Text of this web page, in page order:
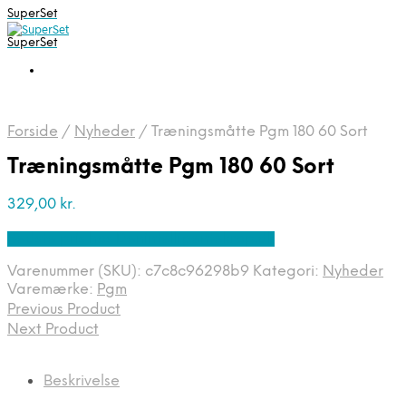
SuperSet
SuperSet
Forside / Nyheder / Træningsmåtte Pgm 180 60 Sort
Træningsmåtte Pgm 180 60 Sort
329,00 kr.
Varenummer (SKU): c7c8c96298b9 Kategori: Nyheder
Varemærke: Pgm
Previous Product
Next Product
Beskrivelse